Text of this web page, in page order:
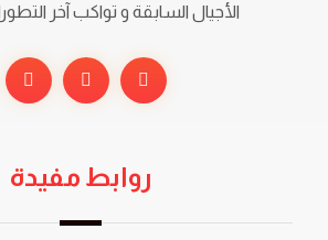
الأجيال السابقة و تواكب آخر
روابط مفيدة